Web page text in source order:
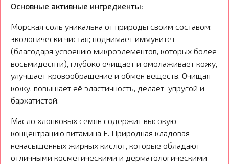
Основные активные ингредиенты:
Морская соль уникальна от природы своим составом:
экологически чистая; поднимает иммунитет
(благодаря усвоению микроэлементов, которых более
восьмидесяти), глубоко очищает и омолаживает кожу,
улучшает кровообращение и обмен веществ. Очищая
кожу, повышает её эластичность, делает упругой и
бархатистой.
Масло хлопковых семян содержит высокую
концентрацию витамина Е. Природная кладовая
ненасыщенных жирных кислот, которые обладают
отличными косметическими и дерматологическими